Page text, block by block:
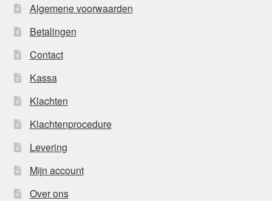
Algemene voorwaarden
Betalingen
Contact
Kassa
Klachten
Klachtenprocedure
Levering
Mijn account
Over ons